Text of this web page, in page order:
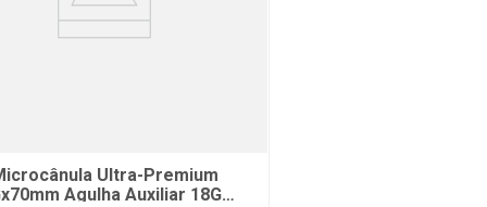
Ultra-Premium
Agulha Auxiliar 18Gx1